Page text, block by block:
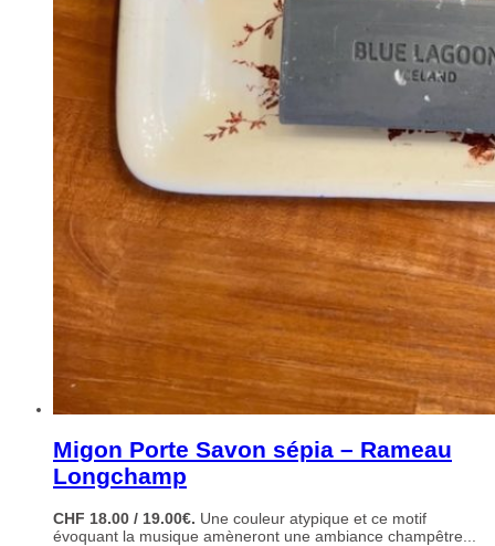
Migon Porte Savon sépia – Rameau
Longchamp
CHF 18.00 / 19.00€. Une couleur atypique et ce motif
évoquant la musique amèneront une ambiance champêtre...